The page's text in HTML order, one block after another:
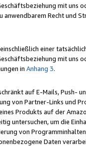
mit uns
anwendbarem Recht und
einer
mit uns
in Anhang 3.
auf E-Mails, Push-
von Partner-Links und
Produkts auf der
untersuchen, um die
von
Daten